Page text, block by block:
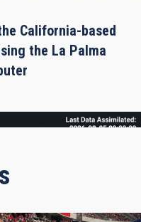
California-based
the La Palma